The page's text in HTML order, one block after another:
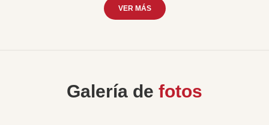
VER MÁS
Galería de fotos